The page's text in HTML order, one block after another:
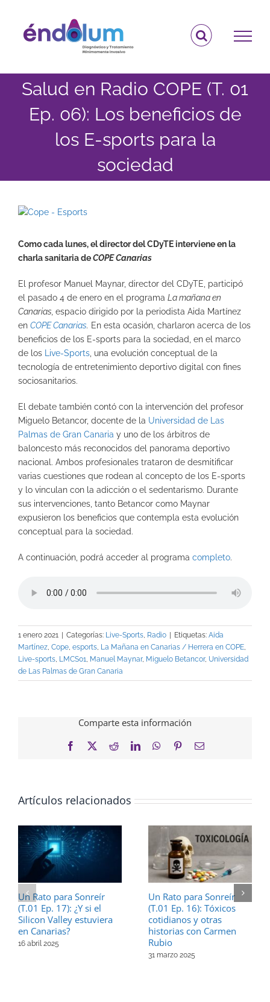
contenido
Salud en Radio COPE (T. 01
Ep. 06): Los beneficios de
los E-sports para la
sociedad
Ver
más
grande
Como cada lunes, el director del CDyTE interviene en la
charla sanitaria deCOPE Canarias
El profesor Manuel Maynar, director del CDyTE, participó
el pasado 4 de enero en el programa La mañana en
Canarias, espacio dirigido por la periodista Aida Martínez
en COPE Canarias. En esta ocasión, charlaron acerca de los
beneficios de los E-sports para la sociedad, en el marco
de los
Live-Sports , una evolución conceptual de la
tecnología de entretenimiento deportivo digital con fines
sociosanitarios.
El debate también contó con la intervención del profesor
Miguelo Betancor, docente de la Universidad de Las
Palmas de Gran Canaria y uno de los árbitros de
baloncesto más reconocidos del panorama deportivo
nacional. Ambos profesionales trataron de desmitificar
varias cuestiones que rodean al concepto de los E-sports
y lo vinculan con la adicción o el sedentarismo. Durante
sus intervenciones, tanto Betancor como Maynar
expusieron los beneficios que contempla esta evolución
conceptual para la sociedad.
A continuación, podrá acceder al programa completo.
1 enero 2021 Categorías: Live-Sports, Radio Etiquetas: Aida
Martínez, Cope, esports, La Mañana en Canarias / Herrera en COPE,
Live-sports, LMCS01, Manuel Maynar, Miguelo Betancor, Universidad
de Las Palmas de Gran Canaria
Comparte esta información
Facebook RedditLinkedInWhatsApp
PinterestCorreo
Artículos relacionados
Un Rato para Sonreír
(T.01 Ep. 17): ¿Y si el
Silicon Valley estuviera
en Canarias?
16 abril 2025
Un Rato para Sonreír
(T.01 Ep. 16): Tóxicos
cotidianos y otras
historias con Carmen
Rubio
31 marzo 2025